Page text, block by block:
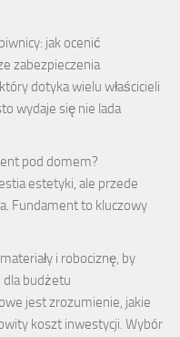
jak ocenić
zabezpieczenia
dotyka wielu właścicieli
wydaje się nie lada
pod domem?
estetyki, ale przede
Fundament to kluczowy
i robociznę, by
dla budżetu
jest zrozumienie, jakie
koszt inwestycji. Wybór